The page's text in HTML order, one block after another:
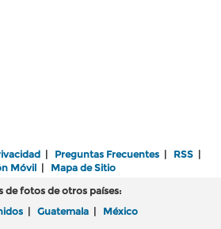
| Preguntas Frecuentes | RSS |
Móvil| Mapa de Sitio
de fotos de otros países:
| Guatemala | México